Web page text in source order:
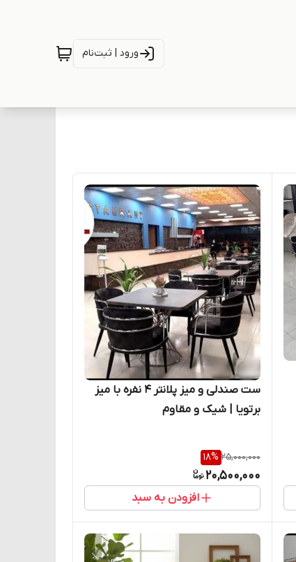
ورود | ثبت‌نام
ست صندلی و میز پلانتر ۴ نفره با میز
برتویا | شیک و مقاوم
25,000,000
18%
20,500,000
افزودن به سبد